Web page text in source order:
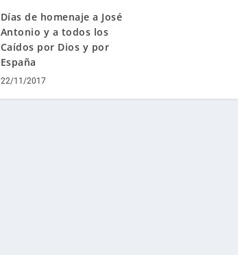
Días de homenaje a José
Antonio y a todos los
Caídos por Dios y por
España
22/11/2017